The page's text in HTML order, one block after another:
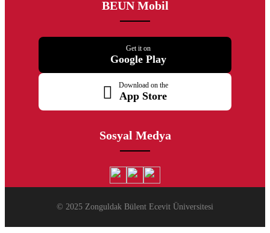
BEUN Mobil
Get it on
Google Play
Download on the
App Store
Sosyal Medya
© 2025 Zonguldak Bülent Ecevit Üniversitesi